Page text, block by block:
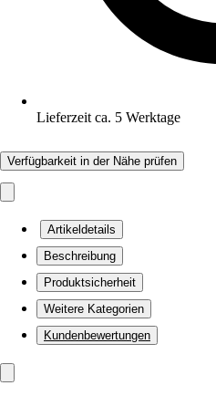
Lieferzeit ca. 5 Werktage
Verfügbarkeit in der Nähe prüfen
Artikeldetails
Beschreibung
Produktsicherheit
Weitere Kategorien
Kundenbewertungen